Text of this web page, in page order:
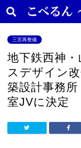
三宮再整備
地下鉄西神
スデザイン
築設計事務
室JVに決定